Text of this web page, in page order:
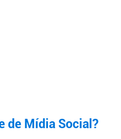
de Mídia Social?